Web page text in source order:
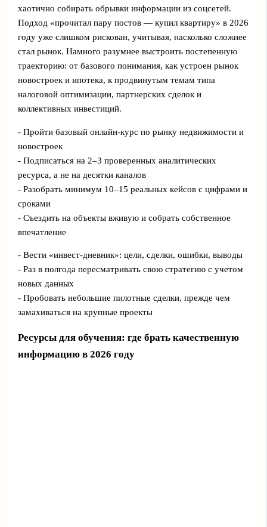
хаотично собирать обрывки информации из соцсетей.
Подход «прочитал пару постов — купил квартиру» в 2026
году уже слишком рискован, учитывая, насколько сложнее
стал рынок. Намного разумнее выстроить постепенную
траекторию: от базового понимания, как устроен рынок
новостроек и ипотека, к продвинутым темам типа
налоговой оптимизации, партнерских сделок и
коллективных инвестиций.
- Пройти базовый онлайн-курс по рынку недвижимости и
новостроек
- Подписаться на 2–3 проверенных аналитических
ресурса, а не на десятки каналов
- Разобрать минимум 10–15 реальных кейсов с цифрами и
сроками
- Съездить на объекты вживую и собрать собственное
впечатление
- Вести «инвест-дневник»: цели, сделки, ошибки, выводы
- Раз в полгода пересматривать свою стратегию с учетом
новых данных
- Пробовать небольшие пилотные сделки, прежде чем
замахиваться на крупные проекты
Ресурсы для обучения: где брать качественную
информацию в 2026 году